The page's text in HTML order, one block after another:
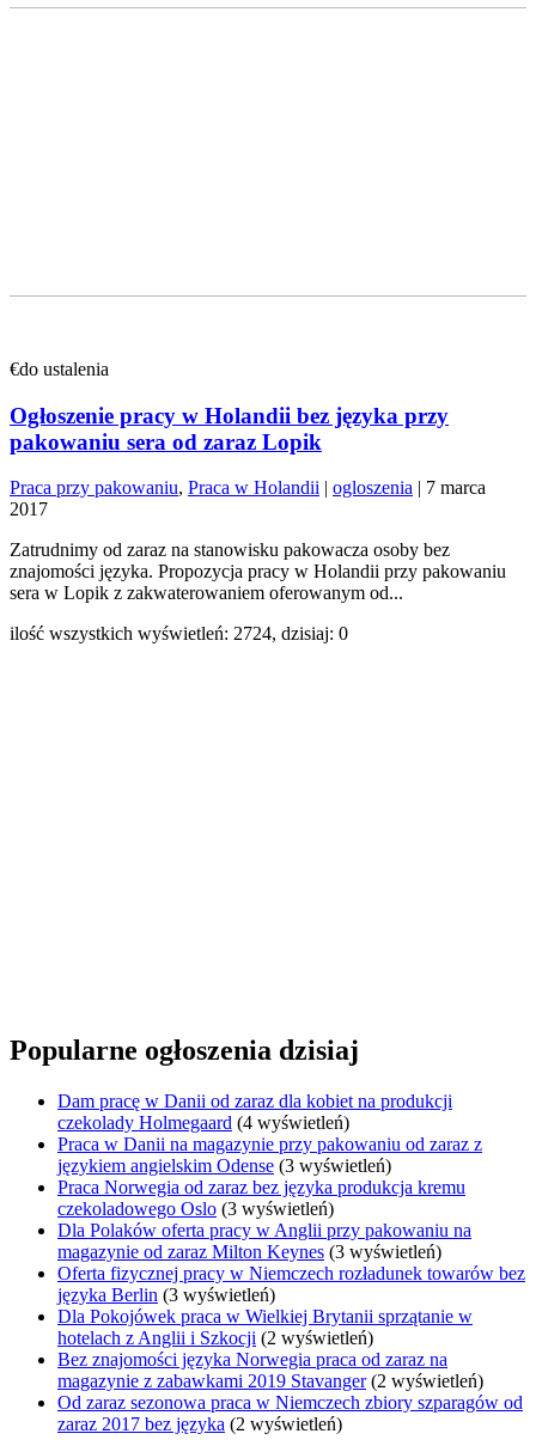
€do ustalenia
Ogłoszenie pracy w Holandii bez języka przy
pakowaniu sera od zaraz Lopik
Praca przy pakowaniu, Praca w Holandii | ogloszenia | 7 marca
2017
Zatrudnimy od zaraz na stanowisku pakowacza osoby bez
znajomości języka. Propozycja pracy w Holandii przy pakowaniu
sera w Lopik z zakwaterowaniem oferowanym od...
ilość wszystkich wyświetleń: 2724, dzisiaj: 0
Popularne ogłoszenia dzisiaj
Dam pracę w Danii od zaraz dla kobiet na produkcji
czekolady Holmegaard (4 wyświetleń)
Praca w Danii na magazynie przy pakowaniu od zaraz z
językiem angielskim Odense (3 wyświetleń)
Praca Norwegia od zaraz bez języka produkcja kremu
czekoladowego Oslo (3 wyświetleń)
Dla Polaków oferta pracy w Anglii przy pakowaniu na
magazynie od zaraz Milton Keynes (3 wyświetleń)
Oferta fizycznej pracy w Niemczech rozładunek towarów bez
języka Berlin (3 wyświetleń)
Dla Pokojówek praca w Wielkiej Brytanii sprzątanie w
hotelach z Anglii i Szkocji (2 wyświetleń)
Bez znajomości języka Norwegia praca od zaraz na
magazynie z zabawkami 2019 Stavanger(2 wyświetleń)
Od zaraz sezonowa praca w Niemczech zbiory szparagów od
zaraz 2017 bez języka (2 wyświetleń)